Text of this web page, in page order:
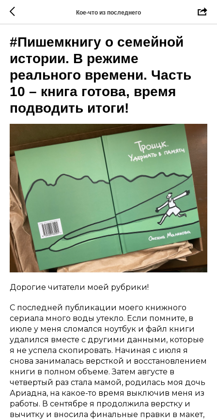
Кое-что из последнего
#Пишемкнигу о семейной
истории. В режиме
реального времени. Часть
10 – книга готова, время
подводить итоги!
Дорогие читатели моей рубрики!
С последней публикации моего книжного
сериала много воды утекло. Если помните, в
июле у меня сломался ноутбук и файл книги
удалился вместе с другими данными, которые
я не успела скопировать. Начиная с июля я
снова занималась версткой и восстановлением
книги в полном объеме. Затем августе в
четвертый раз стала мамой, родилась моя дочь
Ариадна, на какое-то время выключив меня из
работы. В сентябре я продолжила верстку и
вычитку и вносила финальные правки в макет,